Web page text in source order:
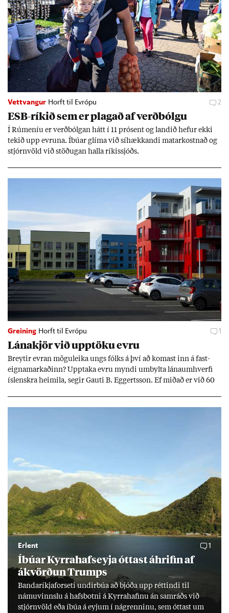
Vettvangur Horft til Evrópu 2
ESB-rík­ið sem er plag­að af verð­bólgu
Í Rúm­en­íu er verð­bólg­an hátt í 11 pró­sent og land­ið hef­ur ekki
tek­ið upp evr­una. Íbú­ar glíma við sí­hækk­andi mat­ar­kostn­að og
stjórn­völd við stöð­ug­an halla rík­is­sjóðs.
Greining Horft til Evrópu 1
Lána­kjör við upp­töku evru
Breyt­ir evr­an mögu­leika ungs fólks á því að kom­ast inn á fast­
eigna­mark­að­inn? Upp­taka evru myndi um­bylta lánaum­hverfi
ís­lenskra heim­ila, seg­ir Gauti B. Eggerts­son. Ef mið­að er við 60
Erlent 1
Íbú­ar Kyrra­hafs­eyja ótt­ast áhrif­in af
ákvörð­un Trumps
Banda­ríkja­for­seti und­ir­búa að bjóða upp rétt­indi til
námu­vinnslu á hafs­botni á Kyrra­haf­inu án sam­ráðs við
stjórn­völd eða íbúa á eyj­um í ná­grenn­inu, sem ótt­ast um